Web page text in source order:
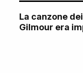
La canzone
Gilmour era